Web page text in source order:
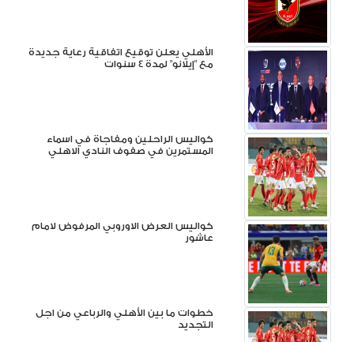
الأهلي يعلن توقيع اتفاقية رعاية جديدة
مع "إيلانو" لمدة 4 سنوات
كواليس الراحلين ومفاجاة في اسماء
المستمرين في صفوف النادي الاهلي
كواليس العرض الاوروبي المرفوض لامام
عاشور
خطوات ما بين الأهلي والرباعي من اجل
التجديد